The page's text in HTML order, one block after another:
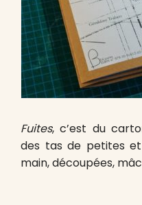
Fuites, c’est du
des tas de petites et
main, découpées,